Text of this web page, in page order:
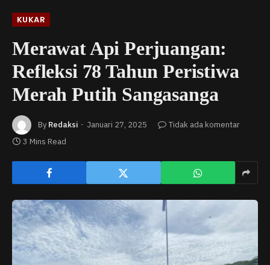
KUKAR
Merawat Api Perjuangan:
Refleksi 78 Tahun Peristiwa
Merah Putih Sangasanga
By Redaksi Januari 27, 2025
Tidak ada komentar
3 Mins Read